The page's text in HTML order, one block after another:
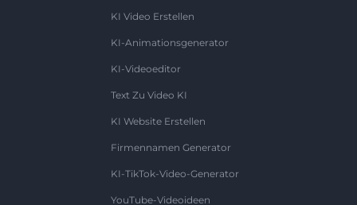
KI Video Erstellen
KI-Animationsgenerator
KI-Videoeditor
Text Zu Video KI
KI Website Erstellen
Firmennamen Generator
KI-TikTok-Video-Generator
YouTube-Videoideen